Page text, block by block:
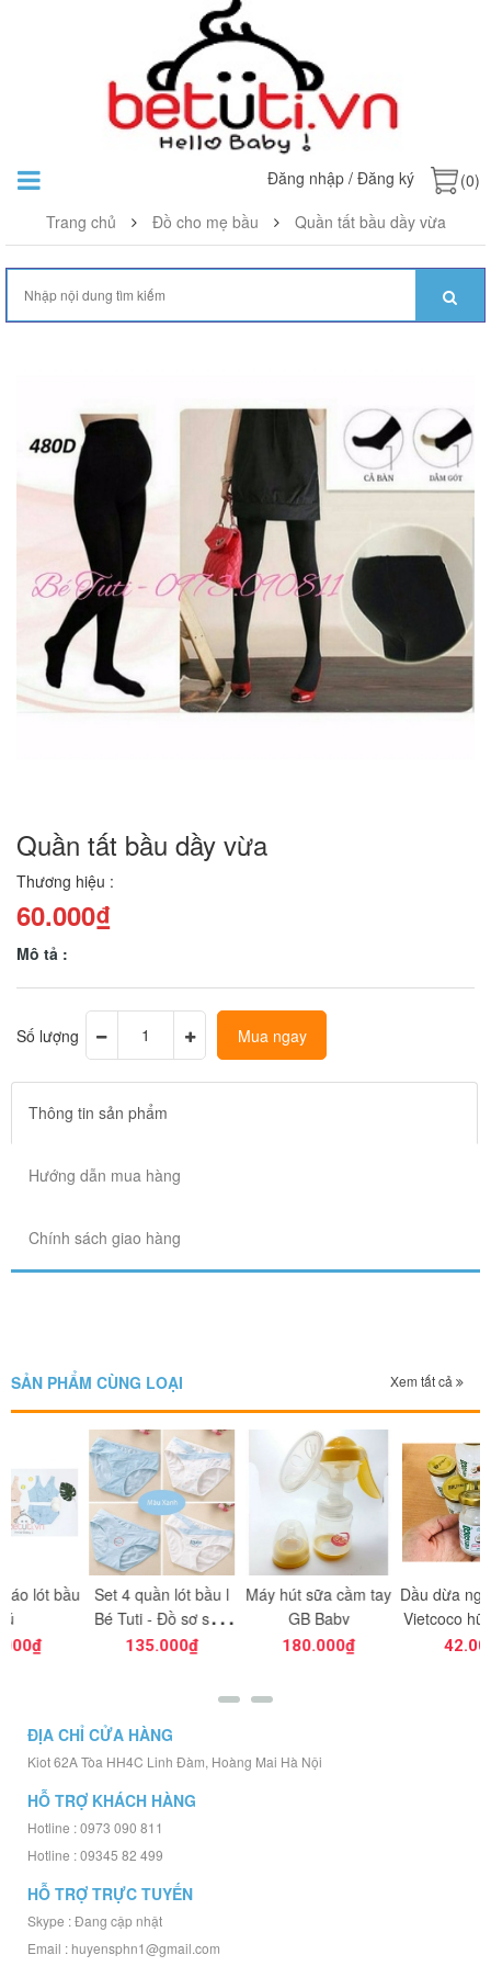
Đăng nhập / Đăng ký
(0)
Trang chủ
Đồ cho mẹ bầu Quần tất bầu dầy vừa
Quần tất bầu dầy vừa
Thương hiệu :
60.000₫
Mô tả :
Số lượng Mua ngay
Thông tin sản phẩm
Hướng dẫn mua hàng
Chính sách giao hàng
SẢN PHẨM CÙNG LOẠI Xem tất cả
Set 4 quần lót bầu l
Bé Tuti - Đồ sơ sinh
Máy hút sữa cầm tay
GB Baby
Dầu dừa nguyên chất
Vietcoco hũ thủy tinh
ĐỊA CHỈ CỬA HÀNG
Kiot 62A Tòa HH4C Linh Đàm, Hoàng Mai Hà Nội
HỖ TRỢ KHÁCH HÀNG
Hotline : 0973 090 811
Hotline : 09345 82 499
HỖ TRỢ TRỰC TUYẾN
Skype : Đang cập nhật
Email : huyensphn1@gmail.com